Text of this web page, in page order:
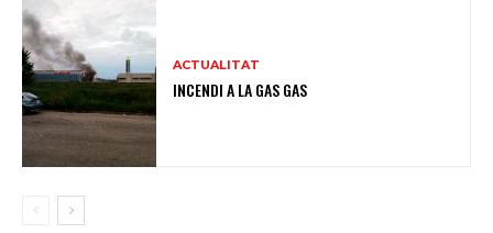
ACTUALITAT
INCENDI A LA GAS GAS